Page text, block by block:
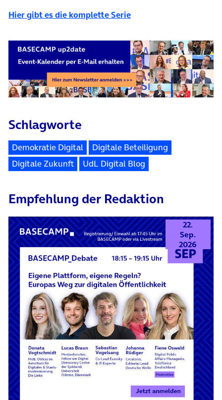
Hier gibt es die komplette Serie
Schlagworte
Demokratie Digital
Digitale Beteiligung
Digitale Zukunft
UdL Digital Blog
Empfehlung der Redaktion
22.
Sep.
2026